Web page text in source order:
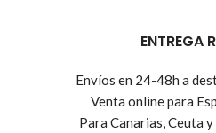
ENTREGA
Envíos en 24-48h a
Venta online para
Para Canarias, Ceuta